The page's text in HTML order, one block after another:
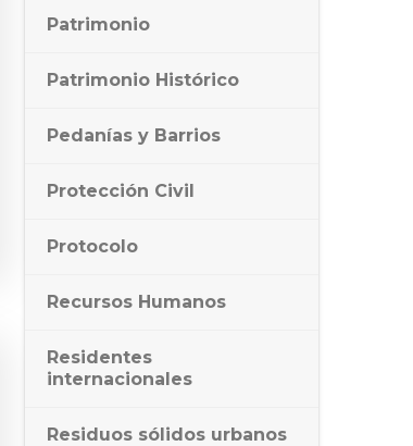
Patrimonio
Patrimonio Histórico
Pedanías y Barrios
Protección Civil
Protocolo
Recursos Humanos
Residentes
internacionales
Residuos sólidos urbanos